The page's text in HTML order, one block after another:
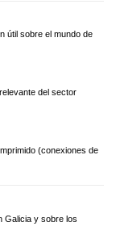
útil sobre el mundo de
del sector
(conexiones de
Galicia y sobre los